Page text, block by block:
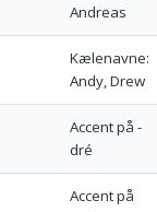
Andreas
Kælenavne:
Andy, Drew
Accent på -
dré
Accent på